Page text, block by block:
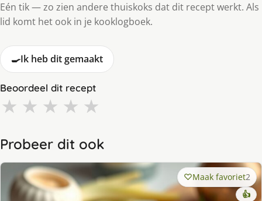
Eén tik — zo zien andere thuiskoks dat dit recept werkt. Als
lid komt het ook in je kooklogboek.
🍳Ik heb dit gemaakt
Beoordeel dit recept
★ ★ ★ ★ ★
Probeer dit ook
Maak favoriet2
👍